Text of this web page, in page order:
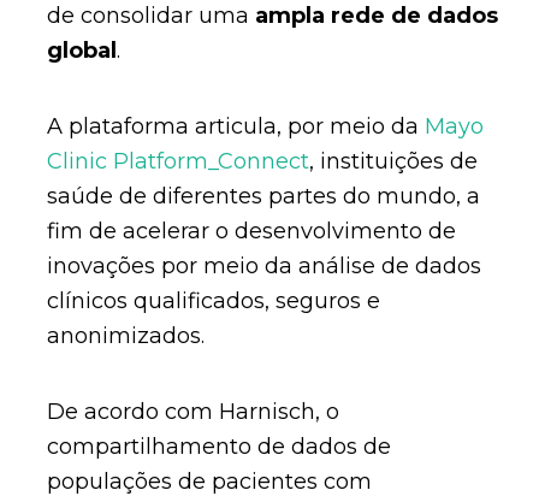
de consolidar uma ampla rede de dados
global.
A plataforma articula, por meio da Mayo
Clinic Platform_Connect, instituições de
saúde de diferentes partes do mundo, a
fim de acelerar o desenvolvimento de
inovações por meio da análise de dados
clínicos qualificados, seguros e
anonimizados.
De acordo com Harnisch, o
compartilhamento de dados de
populações de pacientes com